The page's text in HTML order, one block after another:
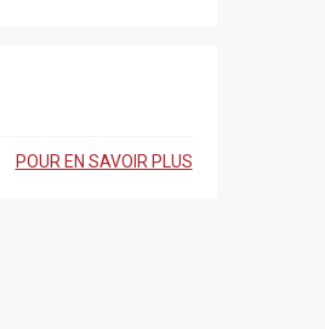
POUR EN SAVOIR PLUS